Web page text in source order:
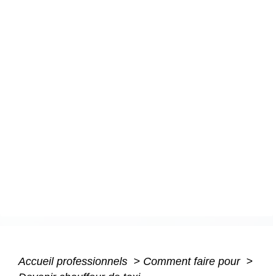
Accueil professionnels > Comment faire pour >